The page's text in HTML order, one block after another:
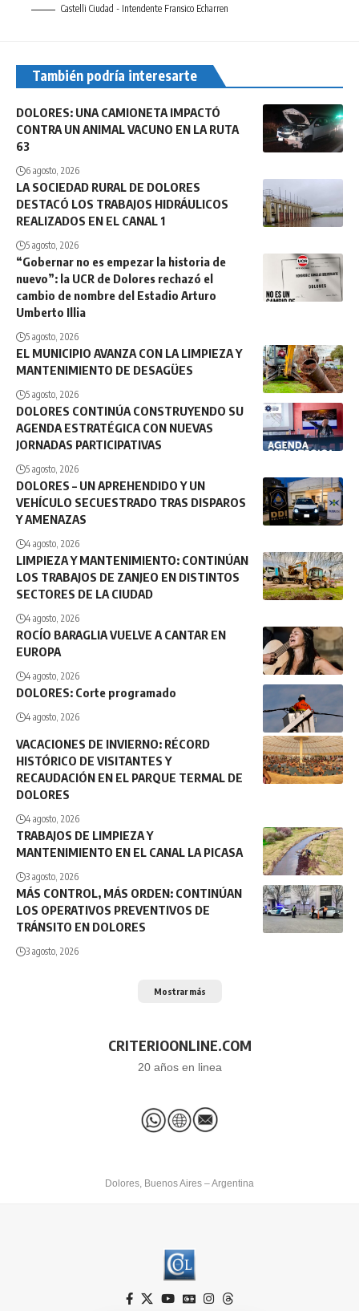
Castelli Ciudad - Intendente Fransico Echarren
También podría interesarte
DOLORES: UNA CAMIONETA IMPACTÓ
CONTRA UN ANIMAL VACUNO EN LA RUTA
63
6 agosto, 2026
LA SOCIEDAD RURAL DE DOLORES
DESTACÓ LOS TRABAJOS HIDRÁULICOS
REALIZADOS EN EL CANAL 1
5 agosto, 2026
“Gobernar no es empezar la historia de
nuevo”: la UCR de Dolores rechazó el
cambio de nombre del Estadio Arturo
Umberto Illia
5 agosto, 2026
EL MUNICIPIO AVANZA CON LA LIMPIEZA Y
MANTENIMIENTO DE DESAGÜES
5 agosto, 2026
DOLORES CONTINÚA CONSTRUYENDO SU
AGENDA ESTRATÉGICA CON NUEVAS
JORNADAS PARTICIPATIVAS
5 agosto, 2026
DOLORES – UN APREHENDIDO Y UN
VEHÍCULO SECUESTRADO TRAS DISPAROS
Y AMENAZAS
4 agosto, 2026
LIMPIEZA Y MANTENIMIENTO: CONTINÚAN
LOS TRABAJOS DE ZANJEO EN DISTINTOS
SECTORES DE LA CIUDAD
4 agosto, 2026
ROCÍO BARAGLIA VUELVE A CANTAR EN
EUROPA
4 agosto, 2026
DOLORES: Corte programado
4 agosto, 2026
VACACIONES DE INVIERNO: RÉCORD
HISTÓRICO DE VISITANTES Y
RECAUDACIÓN EN EL PARQUE TERMAL DE
DOLORES
4 agosto, 2026
TRABAJOS DE LIMPIEZA Y
MANTENIMIENTO EN EL CANAL LA PICASA
3 agosto, 2026
MÁS CONTROL, MÁS ORDEN: CONTINÚAN
LOS OPERATIVOS PREVENTIVOS DE
TRÁNSITO EN DOLORES
3 agosto, 2026
Mostrar más
CRITERIOONLINE.COM
20 años en linea
Dolores, Buenos Aires – Argentina